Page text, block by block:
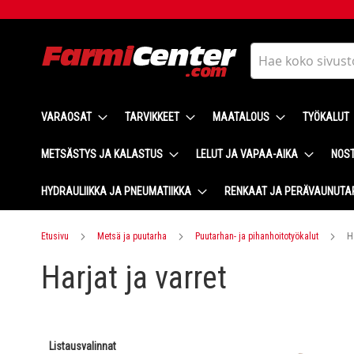
to
VARAOSAT TARVIKKEET MAATALOUS TYÖKALUT
METSÄSTYS JA KALASTUS LELUT JA VAPAA-AIKA
HYDRAULIIKKA JA PNEUMATIIKKA RENKAAT JA
Etusivu Metsä ja puutarha Puutarhan- ja pihanhoitotyökalut
Harjat ja varret
Listausvalinnat